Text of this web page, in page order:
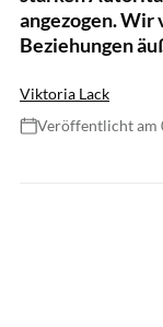
angezogen. Wir
Beziehungen
Viktoria Lack
Veröffentlicht am